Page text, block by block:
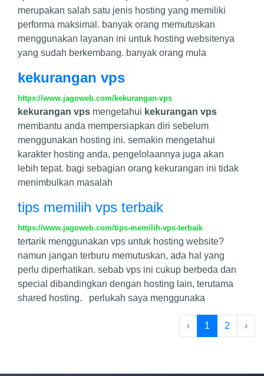
merupakan salah satu jenis hosting yang memiliki
performa maksimal. banyak orang memutuskan
menggunakan layanan ini untuk hosting websitenya
yang sudah berkembang. banyak orang mula
kekurangan vps
https://www.jagoweb.com/kekurangan-vps
kekurangan vps mengetahui kekurangan vps
membantu anda mempersiapkan diri sebelum
menggunakan hosting ini. semakin mengetahui
karakter hosting anda, pengelolaannya juga akan
lebih tepat. bagi sebagian orang kekurangan ini tidak
menimbulkan masalah
tips memilih vps terbaik
https://www.jagoweb.com/tips-memilih-vps-terbaik
tertarik menggunakan vps untuk hosting website?
namun jangan terburu memutuskan, ada hal yang
perlu diperhatikan. sebab vps ini cukup berbeda dan
special dibandingkan dengan hosting lain, terutama
shared hosting. perlukah saya menggunaka
‹ 1 2 ›